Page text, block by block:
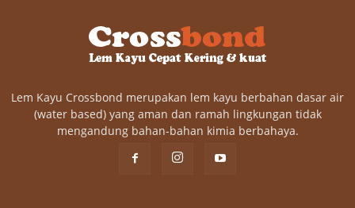
Lem Kayu Crossbond merupakan lem kayu berbahan dasar air
(water based) yang aman dan ramah lingkungan tidak
mengandung bahan-bahan kimia berbahaya.